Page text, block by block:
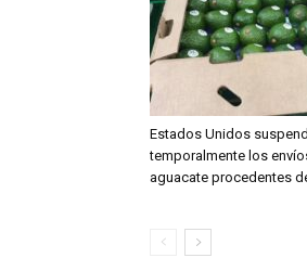
Estados Unidos
temporalmente los
aguacate procedentes